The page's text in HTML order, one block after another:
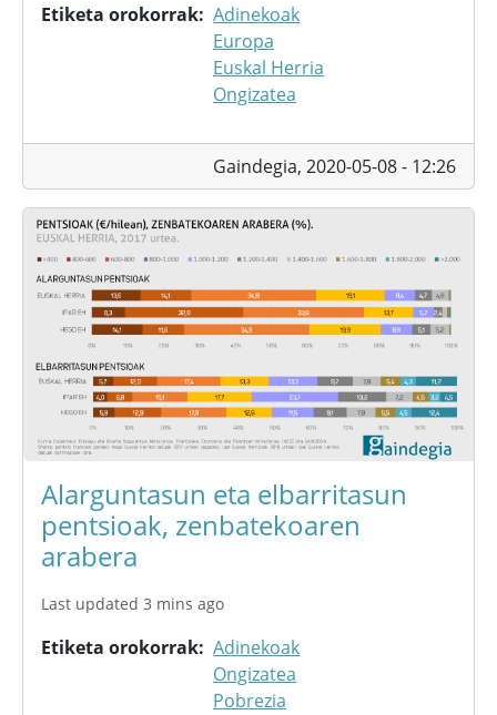
Etiketa orokorrak Adinekoak
Europa
Euskal Herria
Ongizatea
Gaindegia, 2020-05-08 - 12:26
Alarguntasun eta elbarritasun
pentsioak, zenbatekoaren
arabera
Last updated 3 mins ago
Etiketa orokorrak Adinekoak
Ongizatea
Pobrezia